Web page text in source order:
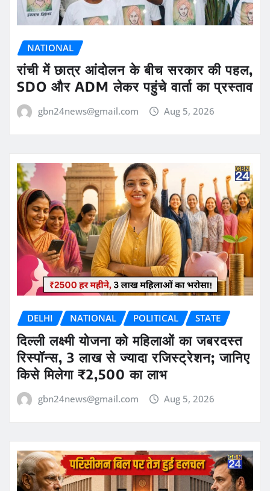
NATIONAL
रांची में छात्र आंदोलन के बीच सरकार की पहल,
SDO और ADM लेकर पहुंचे वार्ता का प्रस्ताव
gbn24news@gmail.com Aug 5, 2026
DELHI NATIONAL POLITICAL STATE
दिल्ली लक्ष्मी योजना को महिलाओं का जबरदस्त
रिस्पॉन्स, 3 लाख से ज्यादा रजिस्ट्रेशन; जानिए
किसे मिलेगा ₹2,500 का लाभ
gbn24news@gmail.com Aug 5, 2026